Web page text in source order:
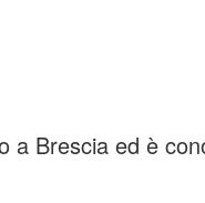
a Brescia ed è